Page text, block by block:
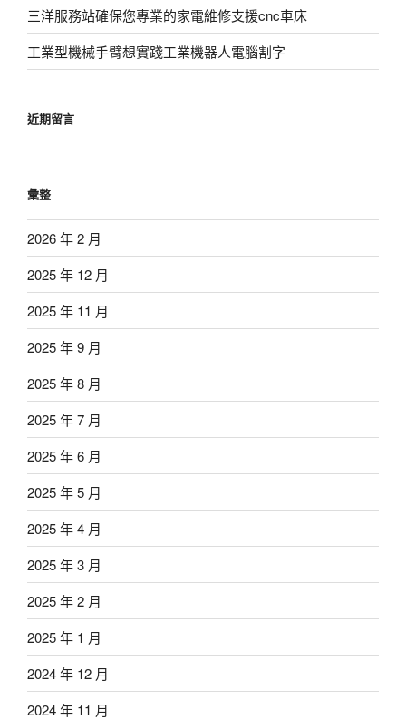
三洋服務站確保您專業的家電維修支援cnc車床
工業型機械手臂想實踐工業機器人電腦割字
近期留言
彙整
2026 年 2 月
2025 年 12 月
2025 年 11 月
2025 年 9 月
2025 年 8 月
2025 年 7 月
2025 年 6 月
2025 年 5 月
2025 年 4 月
2025 年 3 月
2025 年 2 月
2025 年 1 月
2024 年 12 月
2024 年 11 月